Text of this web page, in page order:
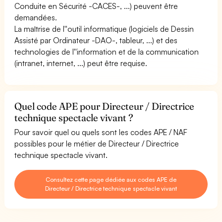
Conduite en Sécurité -CACES-, ...) peuvent être
demandées.
La maîtrise de l''outil informatique (logiciels de Dessin
Assisté par Ordinateur -DAO-, tableur, ...) et des
technologies de l''information et de la communication
(intranet, internet, ...) peut être requise.
Quel code APE pour Directeur / Directrice
technique spectacle vivant ?
Pour savoir quel ou quels sont les codes APE / NAF
possibles pour le métier de Directeur / Directrice
technique spectacle vivant.
Consultez cette page dédiée aux codes APE de
Directeur / Directrice technique spectacle vivant